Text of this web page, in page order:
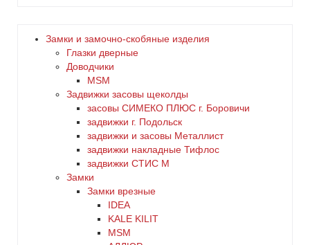
желтый
Замки и замочно-скобяные изделия
Глазки дверные
Доводчики
MSM
Задвижки засовы щеколды
заcовы СИМЕКО ПЛЮС г. Боровичи
задвижки г. Подольск
задвижки и засовы Металлист
задвижки накладные Тифлос
задвижки СТИС М
Замки
Замки врезные
IDEA
KALE KILIT
MSM